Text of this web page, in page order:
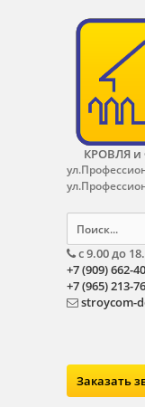
КРОВЛЯ
с 9.00 до
+7 (909) 662-
+7 (965) 213-
stroycom-
Заказать